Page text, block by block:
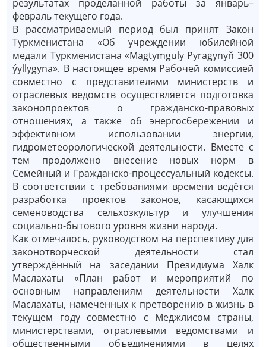
результатах проделанной работы за январь–
февраль текущего года.
В рассматриваемый период был принят Закон
Туркменистана «Об учреждении юбилейной
медали Туркменистана «Magtymguly Pyragynyň 300
ýyllygyna». В настоящее время Рабочей комиссией
совместно с представителями министерств и
отраслевых ведомств осуществляется подготовка
законопроектов о гражданско-правовых
отношениях, а также об энергосбережении и
эффективном использовании энергии,
гидрометеорологической деятельности. Вместе с
тем продолжено внесение новых норм в
Семейный и Гражданско-процессуальный кодексы.
В соответствии с требованиями времени ведётся
разработка проектов законов, касающихся
семеноводства сельхозкультур и улучшения
социально-бытового уровня жизни народа.
Как отмечалось, руководством на перспективу для
законотворческой деятельности стал
утверждённый на заседании Президиума Халк
Маслахаты «План работ и мероприятий по
основным направлениям деятельности Халк
Маслахаты, намеченных к претворению в жизнь в
текущем году совместно с ­Меджлисом страны,
министерствами, отраслевыми ведомствами и
общественными объединениями в целях